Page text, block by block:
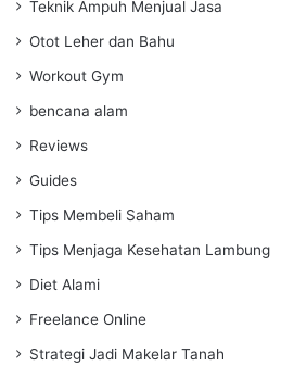
Teknik Ampuh Menjual Jasa
Otot Leher dan Bahu
Workout Gym
bencana alam
Reviews
Guides
Tips Membeli Saham
Tips Menjaga Kesehatan Lambung
Diet Alami
Freelance Online
Strategi Jadi Makelar Tanah